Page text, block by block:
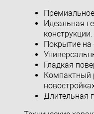
Идеальная
конструкции.
Покрытие на
Гладкая
Компактный
Длительная